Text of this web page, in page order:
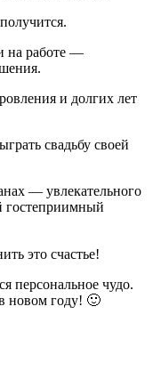
на работе —
и долгих лет
свадьбу своей
— увлекательного
гостеприимный
это счастье!
персональное чудо.
новом году! 🙂